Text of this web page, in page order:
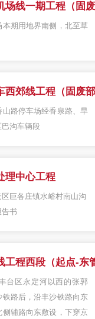
线一期工程（固废
本期用地界南侧，北至草
郊线工程（固废部
山路停车场经香泉路、旱
沟车辆段
理中心工程
巨各庄镇水峪村南山沟
书
程西段（起点-东
台区永定河以西的张郭
路后，沿丰沙铁路向东
侧辅路向东敷设，下穿京